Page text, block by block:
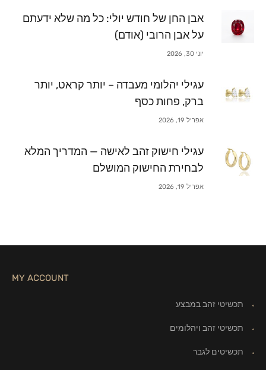
אבן החן של חודש יולי: כל מה שלא ידעתם
על אבן הרובי (אודם)
יוני 30, 2026
עגילי יהלומי מעבדה – יותר קראט, יותר
ברק, פחות כסף
אפריל 19, 2026
עגילי חישוק זהב לאישה — המדריך המלא
לבחירת החישוק המושלם
אפריל 19, 2026
MY ACCOUNT
תכשיטי זהב במבצע
תכשיטי זהב ויהלומים
תכשיטים לגבר